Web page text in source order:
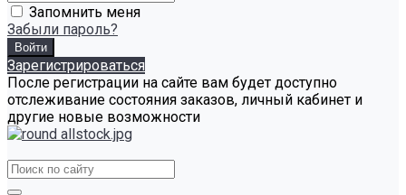
Запомнить меня
Забыли пароль?
Зарегистрироваться
После регистрации на сайте вам будет доступно
отслеживание состояния заказов, личный кабинет и
другие новые возможности